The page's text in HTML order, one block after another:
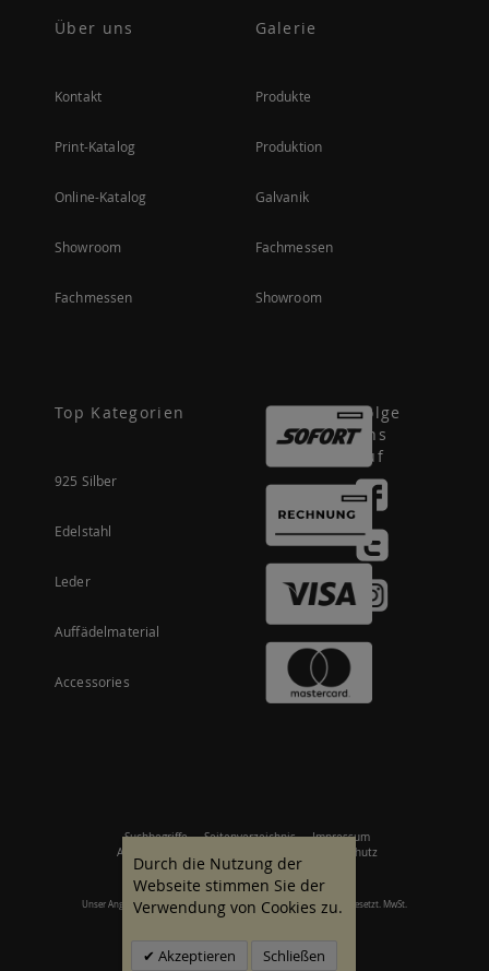
Über uns
Kontakt
Print-Katalog
Online-Katalog
Showroom
Fachmessen
Galerie
Produkte
Produktion
Galvanik
Fachmessen
Showroom
Top Kategorien
925 Silber
Edelstahl
Leder
Auffädelmaterial
Accessories
Folge
uns
auf
Suchbegriffe Seitenverzeichnis
Impressum
Allgemeine Geschäftsbedingungen
Datenschutz
Unser Angebot richtet sich an gewerbliche Kunden. Alle Preise zzgl. gesetzt. MwSt.
Durch die Nutzung der
Webseite stimmen Sie der
Verwendung von Cookies zu.
Akzeptieren Schließen